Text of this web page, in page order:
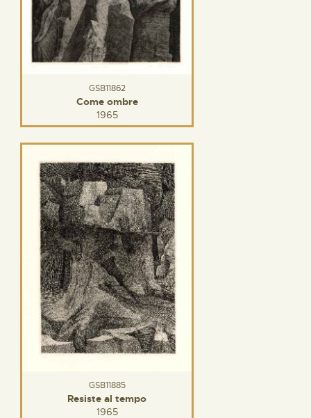
GSB11862
Come ombre
1965
GSB11885
Resiste al tempo
1965